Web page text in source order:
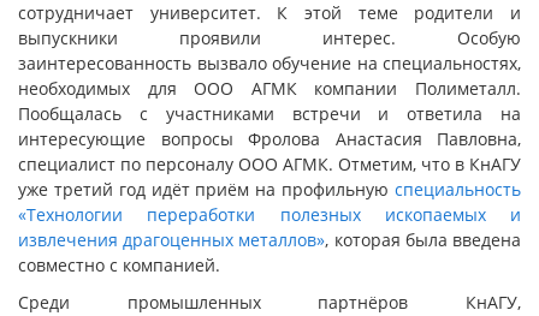
сотрудничает университет. К этой теме родители и
выпускники проявили интерес. Особую
заинтересованность вызвало обучение на специальностях,
необходимых для ООО АГМК компании Полиметалл.
Пообщалась с участниками встречи и ответила на
интересующие вопросы Фролова Анастасия Павловна,
специалист по персоналу ООО АГМК. Отметим, что в КнАГУ
уже третий год идёт приём на профильную специальность
«Технологии переработки полезных ископаемых и
извлечения драгоценных металлов», которая была введена
совместно с компанией.
Среди промышленных партнёров КнАГУ,